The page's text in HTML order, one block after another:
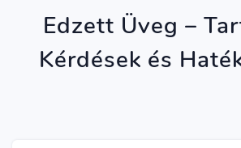
Edzett Üveg –
Kérdések és